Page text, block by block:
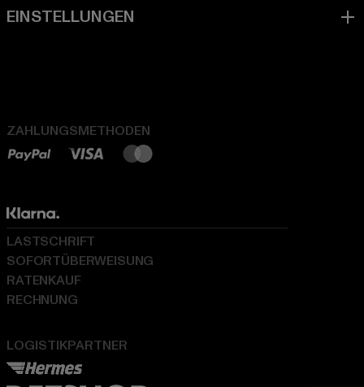
ZAHLUNGSMETHODEN
LOGISTIKPARTNER
LASTSCHRIFT
SOFORTÜBERWEISUNG
RATENKAUF
RECHNUNG